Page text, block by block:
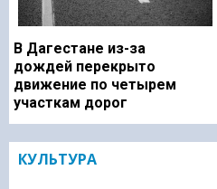
В Дагестане из-за
дождей перекрыто
движение по четырем
участкам дорог
КУЛЬТУРА